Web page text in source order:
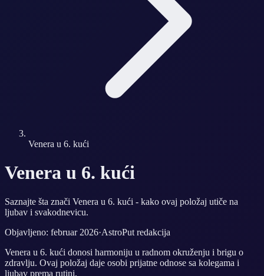
Venera u 6. kući
Venera u 6. kući
Saznajte šta znači Venera u 6. kući - kako ovaj položaj utiče na
ljubav i svakodnevicu.
Objavljeno: februar 2026·AstroPut redakcija
Venera u 6. kući donosi harmoniju u radnom okruženju i brigu o
zdravlju. Ovaj položaj daje osobi prijatne odnose sa kolegama i
ljubav prema rutini.